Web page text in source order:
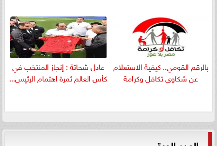
بالرقم القومي.. كيفية الاستعلام
عن شكاوى تكافل وكرامة
عادل شحاتة : إنجاز المنتخب في
كأس العالم ثمرة اهتمام الرئيس...